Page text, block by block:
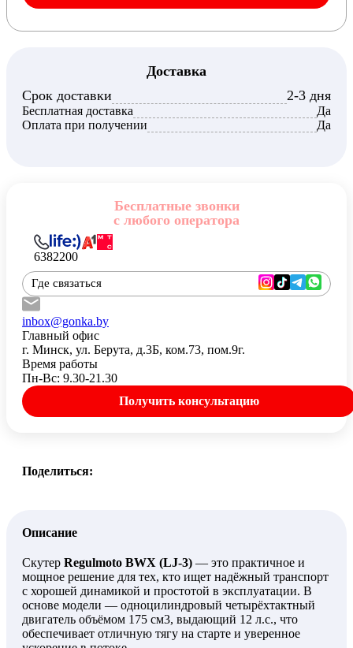
Доставка
Срок доставки
2-3 дня
Бесплатная доставка
Да
Оплата при получении
Да
Бесплатные звонки
с любого оператора
6382200
Где связаться
inbox@gonka.by
Главный офис
г. Минск, ул. Берута, д.3Б, ком.73, пом.9г.
Время работы
Пн-Вс: 9.30-21.30
Получить консультацию
Поделиться:
Описание
Скутер Regulmoto BWX (LJ-3) — это практичное и
мощное решение для тех, кто ищет надёжный транспорт
с хорошей динамикой и простотой в эксплуатации. В
основе модели — одноцилиндровый четырёхтактный
двигатель объёмом 175 см3, выдающий 12 л.с., что
обеспечивает отличную тягу на старте и уверенное